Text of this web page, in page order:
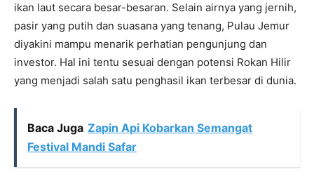
ikan laut secara besar-besaran. Selain airnya yang jernih,
pasir yang putih dan suasana yang tenang, Pulau Jemur
diyakini mampu menarik perhatian pengunjung dan
investor. Hal ini tentu sesuai dengan potensi Rokan Hilir
yang menjadi salah satu penghasil ikan terbesar di dunia.
Baca Juga Zapin Api Kobarkan Semangat
Festival Mandi Safar